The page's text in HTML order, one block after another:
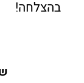
בהצלחה!